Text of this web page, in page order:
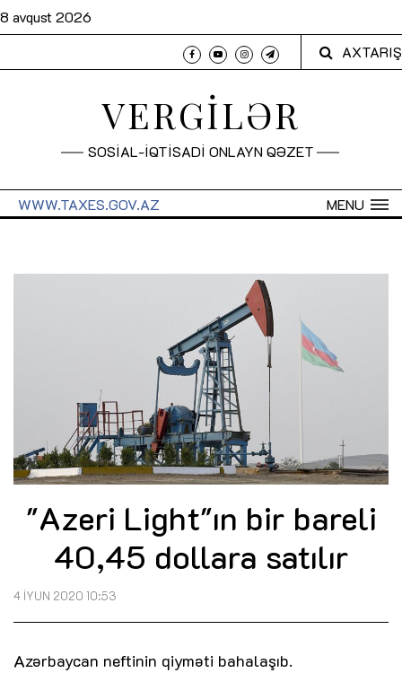
8 avqust 2026
AXTARIŞ
VERGİLƏR
SOSİAL-İQTİSADİ ONLAYN QƏZET
MENU
WWW.TAXES.GOV.AZ
"Azeri Light"ın bir bareli
40,45 dollara satılır
4 İYUN 2020 10:53
Azərbaycan neftinin qiyməti bahalaşıb.